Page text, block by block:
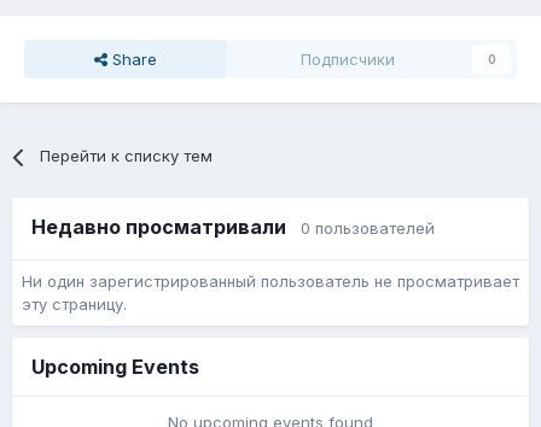
Share Подписчики 0
Перейти к списку тем
Недавно просматривали 0 пользователей
Ни один зарегистрированный пользователь не просматривает
эту страницу.
Upcoming Events
No upcoming events found